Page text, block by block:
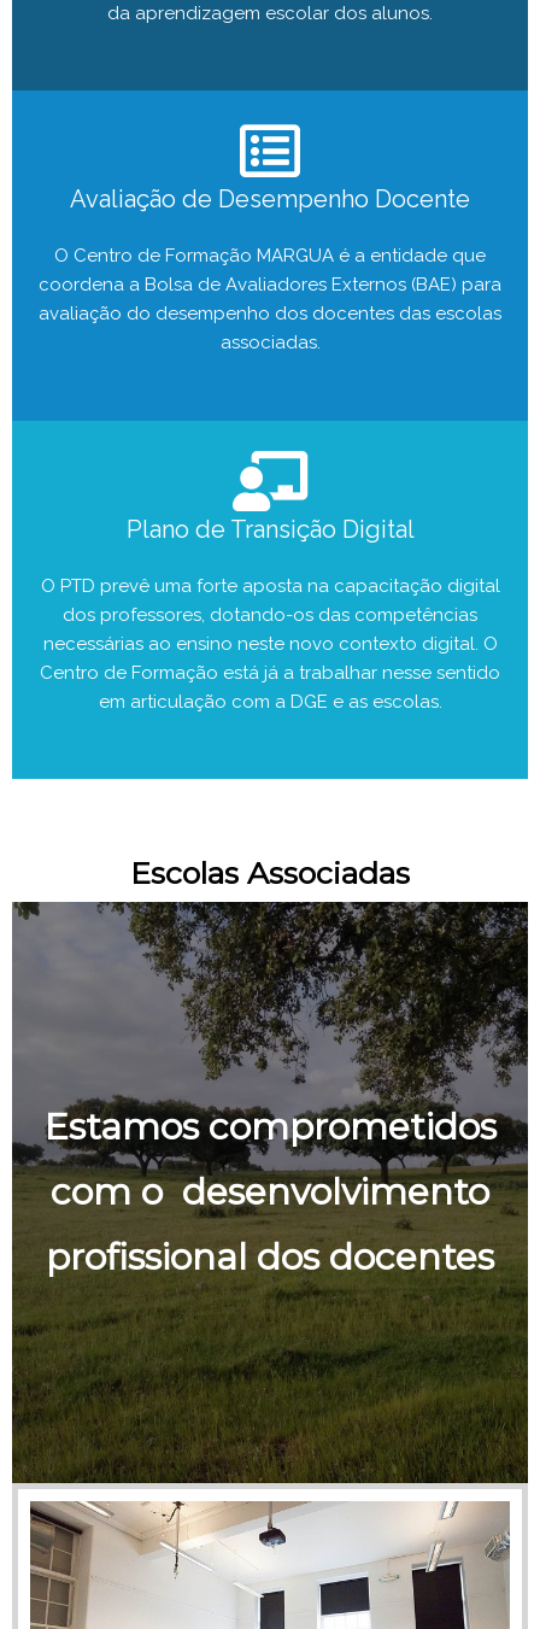
da aprendizagem escolar dos alunos.
Avaliação de Desempenho Docente
O Centro de Formação MARGUA é a entidade que
coordena a Bolsa de Avaliadores Externos (BAE) para
avaliação do desempenho dos docentes das escolas
associadas.
Plano de Transição Digital
O PTD prevê uma forte aposta na capacitação digital
dos professores, dotando-os das competências
necessárias ao ensino neste novo contexto digital. O
Centro de Formação está já a trabalhar nesse sentido
em articulação com a DGE e as escolas.
Escolas Associadas
Estamos comprometidos
com o desenvolvimento
profissional dos docentes